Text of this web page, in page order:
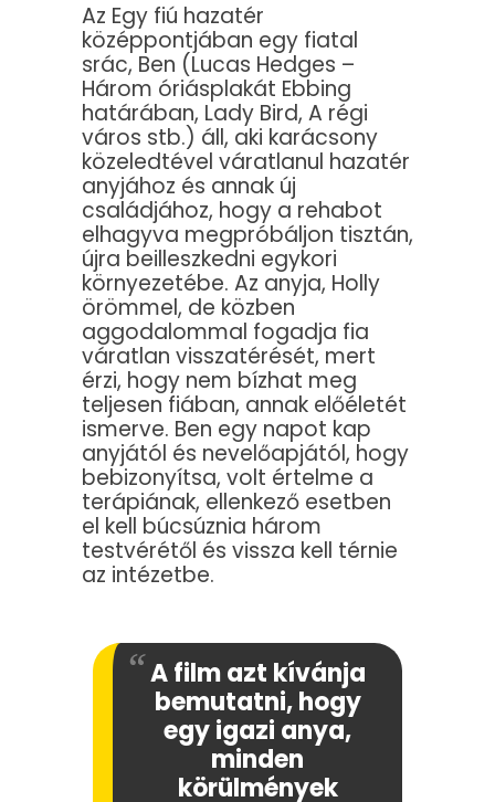
Az Egy fiú hazatér
középpontjában egy fiatal
srác, Ben (Lucas Hedges –
Három óriásplakát Ebbing
határában, Lady Bird, A régi
város stb.) áll, aki karácsony
közeledtével váratlanul hazatér
anyjához és annak új
családjához, hogy a rehabot
elhagyva megpróbáljon tisztán,
újra beilleszkedni egykori
környezetébe. Az anyja, Holly
örömmel, de közben
aggodalommal fogadja fia
váratlan visszatérését, mert
érzi, hogy nem bízhat meg
teljesen fiában, annak előéletét
ismerve. Ben egy napot kap
anyjától és nevelőapjától, hogy
bebizonyítsa, volt értelme a
terápiának, ellenkező esetben
el kell búcsúznia három
testvérétől és vissza kell térnie
az intézetbe.
A film azt kívánja
bemutatni, hogy
egy igazi anya,
minden
körülmények